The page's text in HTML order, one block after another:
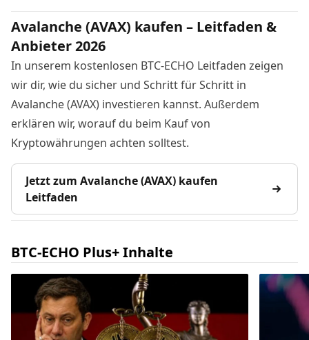
Avalanche (AVAX) kaufen – Leitfaden &
Anbieter 2026
In unserem kostenlosen BTC-ECHO Leitfaden zeigen
wir dir, wie du sicher und Schritt für Schritt in
Avalanche (AVAX) investieren kannst. Außerdem
erklären wir, worauf du beim Kauf von
Kryptowährungen achten solltest.
Jetzt zum Avalanche (AVAX) kaufen
Leitfaden
BTC-ECHO Plus+ Inhalte